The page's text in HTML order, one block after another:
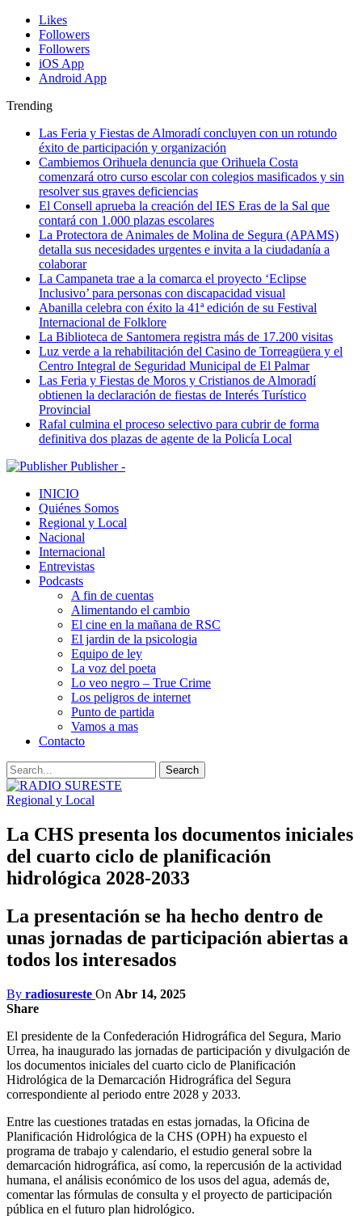
Likes
Followers
Followers
iOS App
Android App
Trending
Las Feria y Fiestas de Almoradí concluyen con un rotundo
éxito de participación y organización
Cambiemos Orihuela denuncia que Orihuela Costa
comenzará otro curso escolar con colegios masificados y sin
resolver sus graves deficiencias
El Consell aprueba la creación del IES Eras de la Sal que
contará con 1.000 plazas escolares
La Protectora de Animales de Molina de Segura (APAMS)
detalla sus necesidades urgentes e invita a la ciudadanía a
colaborar
La Campaneta trae a la comarca el proyecto ‘Eclipse
Inclusivo’ para personas con discapacidad visual
Abanilla celebra con éxito la 41ª edición de su Festival
Internacional de Folklore
La Biblioteca de Santomera registra más de 17.200 visitas
Luz verde a la rehabilitación del Casino de Torreagüera y el
Centro Integral de Seguridad Municipal de El Palmar
Las Feria y Fiestas de Moros y Cristianos de Almoradí
obtienen la declaración de fiestas de Interés Turístico
Provincial
Rafal culmina el proceso selectivo para cubrir de forma
definitiva dos plazas de agente de la Policía Local
Publisher -
INICIO
Quiénes Somos
Regional y Local
Nacional
Internacional
Entrevistas
Podcasts
A fin de cuentas
Alimentando el cambio
El cine en la mañana de RSC
El jardin de la psicologia
Equipo de ley
La voz del poeta
Lo veo negro – True Crime
Los peligros de internet
Punto de partida
Vamos a mas
Contacto
Regional y Local
La CHS presenta los documentos iniciales
del cuarto ciclo de planificación
hidrológica 2028-2033
La presentación se ha hecho dentro de
unas jornadas de participación abiertas a
todos los interesados
By radiosureste On Abr 14, 2025
Share
El presidente de la Confederación Hidrográfica del Segura, Mario
Urrea, ha inaugurado las jornadas de participación y divulgación de
los documentos iniciales del cuarto ciclo de Planificación
Hidrológica de la Demarcación Hidrográfica del Segura
correspondiente al periodo entre 2028 y 2033.
Entre las cuestiones tratadas en estas jornadas, la Oficina de
Planificación Hidrológica de la CHS (OPH) ha expuesto el
programa de trabajo y calendario, el estudio general sobre la
demarcación hidrográfica, así como, la repercusión de la actividad
humana, el análisis económico de los usos del agua, además de,
comentar las fórmulas de consulta y el proyecto de participación
pública en el futuro plan hidrológico.